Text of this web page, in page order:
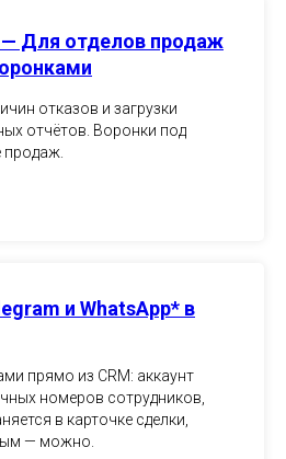
— Для отделов продаж
отказов и загрузки
отчётов. Воронки под
продаж.
и WhatsApp* в
прямо из CRM: аккаунт
номеров сотрудников,
в карточке сделки,
— можно.